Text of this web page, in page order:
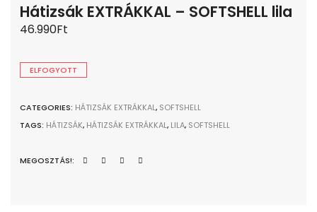
Hátizsák EXTRÁKKAL – SOFTSHELL lila
46.990Ft
ELFOGYOTT
CATEGORIES: HÁTIZSÁK EXTRÁKKAL, SOFTSHELL
TAGS: HÁTIZSÁK, HÁTIZSÁK EXTRÁKKAL, LILA, SOFTSHELL
MEGOSZTÁS!: